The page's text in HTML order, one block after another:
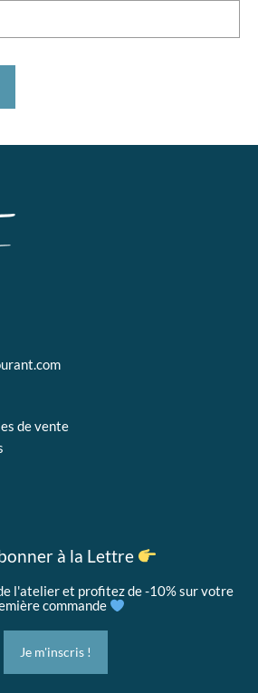
de vente
à la Lettre
l'atelier et profitez de -10% sur votre
commande
Je m'inscris !